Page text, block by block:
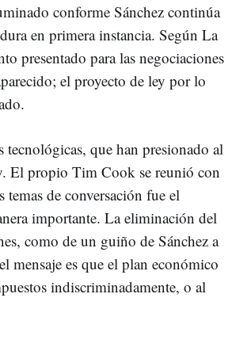
conforme Sánchez continúa
en primera instancia. Según La
presentado para las negociaciones
el proyecto de ley por lo
tecnológicas, que han presionado al
El propio Tim Cook se reunió con
de conversación fue el
importante. La eliminación del
como de un guiño de Sánchez a
mensaje es que el plan económico
indiscriminadamente, o al